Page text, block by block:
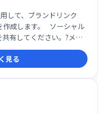
して、ブランドリンク
成します。⠀ソーシャル
有してください。?メー
たに連絡したときにすぐ
。
見る